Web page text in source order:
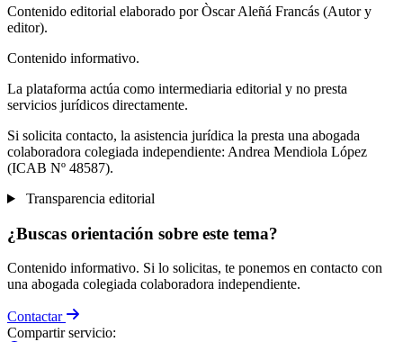
Contenido editorial elaborado por Òscar Aleñá Francás (Autor y
editor).
Contenido informativo.
La plataforma actúa como intermediaria editorial y no presta
servicios jurídicos directamente.
Si solicita contacto, la asistencia jurídica la presta una abogada
colaboradora colegiada independiente: Andrea Mendiola López
(ICAB Nº 48587).
Transparencia editorial
¿Buscas orientación sobre este tema?
Contenido informativo. Si lo solicitas, te ponemos en contacto con
una abogada colegiada colaboradora independiente.
Contactar
Compartir servicio: